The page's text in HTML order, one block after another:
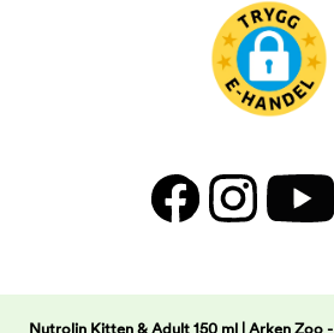
Nutrolin Kitten & Adult 150 ml | Arken Zoo -